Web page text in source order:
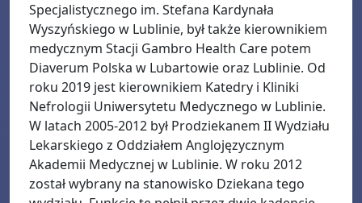
Specjalistycznego im. Stefana Kardynała
Wyszyńskiego w Lublinie, był także kierownikiem
medycznym Stacji Gambro Health Care potem
Diaverum Polska w Lubartowie oraz Lublinie. Od
roku 2019 jest kierownikiem Katedry i Kliniki
Nefrologii Uniwersytetu Medycznego w Lublinie.
W latach 2005-2012 był Prodziekanem II Wydziału
Lekarskiego z Oddziałem Anglojęzycznym
Akademii Medycznej w Lublinie. W roku 2012
został wybrany na stanowisko Dziekana tego